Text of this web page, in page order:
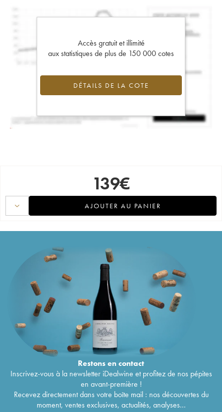
Accès gratuit et illimité
aux statistiques de plus de 150 000 cotes
DÉTAILS DE LA COTE
139€
AJOUTER AU PANIER
Restons encontact
Inscrivez-vous à la newsletter iDealwine et profitez de nos pépites
en avant-première !
Recevez directement dans votre boîte mail : nos découvertes du
moment, ventes exclusives, actualités, analyses...